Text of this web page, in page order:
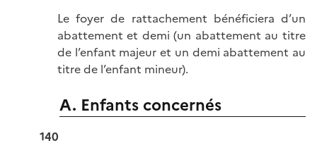
Le foyer de rattachement bénéficiera d’un
abattement et demi (un abattement au titre
de l’enfant majeur et un demi abattement au
titre de l’enfant mineur).
A. Enfants concernés
140